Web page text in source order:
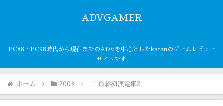
ADVGAMER
PC88・PC98時代から現在までのADVを中心としたkatanのゲームレビュー
サイトです
ホーム 2003 最終痴漢電車2